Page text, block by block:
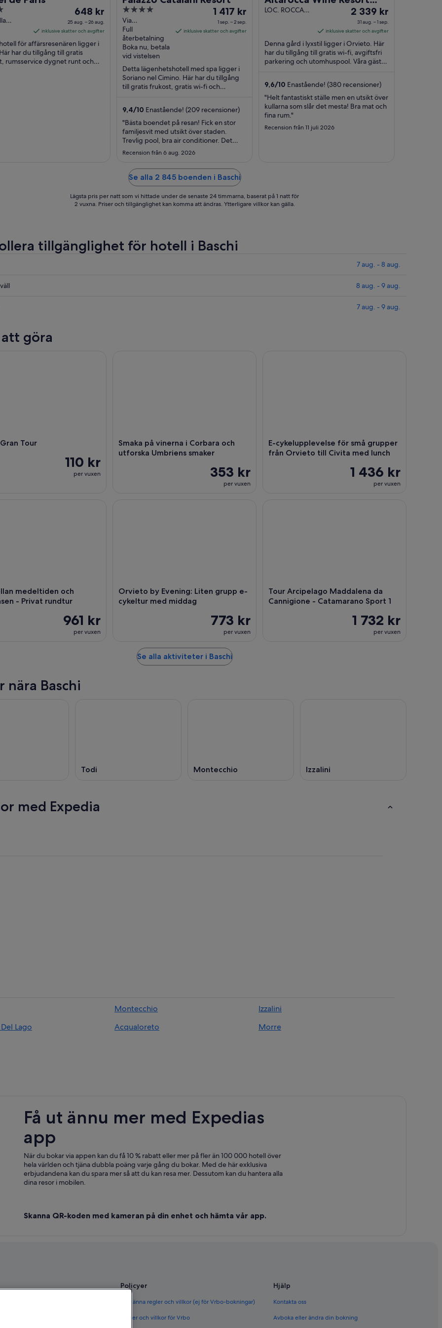
Priset
är
648 kr
per
natt
mellan
648 kr
25 aug. – 26 aug.
inklusive skatter och avgifter
för affärsresenären ligger i
har du tillgång till gratis
rumsservice dygnet runt och
4
out
of
5
Via
Montecavallo
26 Soriano nel
Cimino VT
Full
återbetalning
Boka nu, betala
vid vistelsen
Priset
är
1 417 kr
1
sep.
sep.
1 417 kr
1 sep. – 2 sep.
inklusive skatter och avgifter
Detta lägenhetshotell med spa ligger i
Soriano nel Cimino. Här har du tillgång
till gratis frukost, gratis wi-fi och
9,4/10 Enastående! (209 recensioner)
"Bästa boendet på resan! Fick en stor
familjesvit med utsikt över staden.
Trevlig pool, bra air conditioner. Det
ända som kan förbättras var frukosten.
De kokta äggen var så överkokta att
äggulan var nästan blå. Inga färska bröd
heller. Men överlag mycket bra
boende."
Recension från 6 aug. 2026
Adults Only
LOC. ROCCA
Priset
2 339 kr
per
natt
mellan
aug.
och
1
2 339 kr
31 aug. – 1 sep.
inklusive skatter och avgifter
Denna gård i lyxstil ligger i Orvieto. Här
har du tillgång till gratis wi-fi, avgiftsfri
parkering och utomhuspool. Våra gäster
9,6/10 Enastående! (380 recensioner)
"Helt fantastiskt ställe men en utsikt över
kullarna som slår det mesta! Bra mat och
fina rum."
Recension från 11 juli 2026
Se alla 2 845 boenden i Baschi
Lägsta pris per natt som vi hittade under de senaste 24 timmarna, baserat på 1 natt för
2 vuxna. Priser och tillgänglighet kan komma att ändras. Ytterligare villkor kan gälla.
tillgänglighet för hotell i Baschi
7 aug. - 8 aug.
8 aug. - 9 aug.
7 aug. - 9 aug.
göra
Tour
110 kr
per vuxen
Smaka på vinerna i Corbara och
utforska Umbriens smaker
353 kr
per vuxen
E-cykelupplevelse för små grupper
från Orvieto till Civita med lunch
1 436 kr
per vuxen
medeltiden och
- Privat rundtur
961 kr
per vuxen
Orvieto by Evening: Liten grupp e-
cykeltur med middag
773 kr
per vuxen
Tour Arcipelago Maddalena da
Cannigione - Catamarano Sport 1
1 732 kr
per vuxen
Se alla aktiviteter i Baschi
nära Baschi
Todi Montecchio Izzalini
med Expedia
Montecchio
Izzalini
Lago Acqualoreto Morre
Få ut ännu mer med Expedias
app
När du bokar via appen kan du få 10 % rabatt eller mer på fler än 100 000 hotell över
hela världen och tjäna dubbla poäng varje gång du bokar. Med de här exklusiva
erbjudandena kan du spara mer så att du kan resa mer. Dessutom kan du hantera alla
dina resor i mobilen.
Skanna QR-koden med kameran på din enhet och hämta vår app.
Policyer
Allmänna regler och villkor (ej för Vrbo-bokningar)
Regler och villkor för Vrbo
Hjälp
Kontakta oss
Avboka eller ändra din bokning